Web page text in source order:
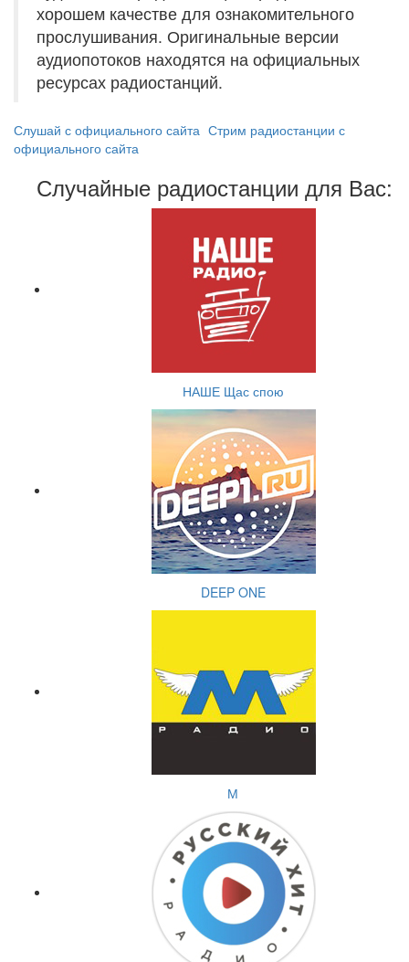
хорошем качестве для ознакомительного
прослушивания. Оригинальные версии
аудиопотоков находятся на официальных
ресурсах радиостанций.
Слушай с официального сайта Стрим радиостанции с
официального сайта
Случайные радиостанции для Вас:
НАШЕ Щас спою
DEEP ONE
М